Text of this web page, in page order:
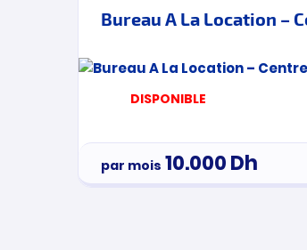
Bureau A La Location –
DISPONIBLE
par mois 10.000Dh